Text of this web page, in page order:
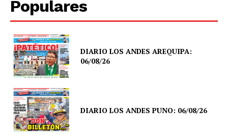
Populares
DIARIO LOS ANDES AREQUIPA:
06/08/26
DIARIO LOS ANDES PUNO: 06/08/26